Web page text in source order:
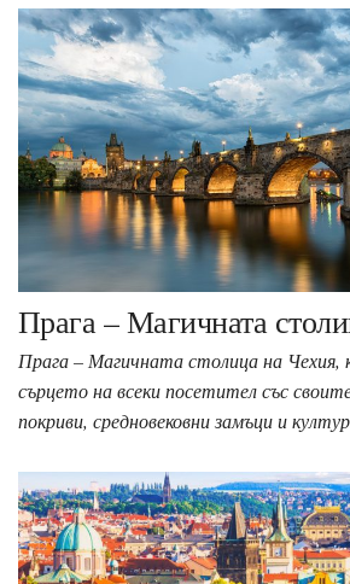
Прага – Магичната
Прага – Магичната столица на Чехия,
сърцето на всеки посетител със
покриви, средновековни замъци и